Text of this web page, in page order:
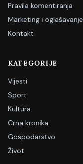
Pravila komentiranja
Marketing i oglašavanje
Kontakt
KATEGORIJE
Vijesti
Sport
Kultura
Crna kronika
Gospodarstvo
Život